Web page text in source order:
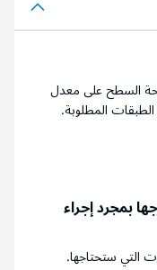
السطح على معدل
المطلوبة.
بمجرد إجراء
التي ستحتاجها.